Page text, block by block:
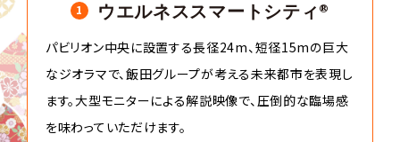
1 ウエルネススマートシティ®
パビリオン中央に設置する長径24m、短径15mの巨大
なジオラマで、飯田グループが考える未来都市を表現し
ます。大型モニターによる解説映像で、圧倒的な臨場感
を味わっていただけます。